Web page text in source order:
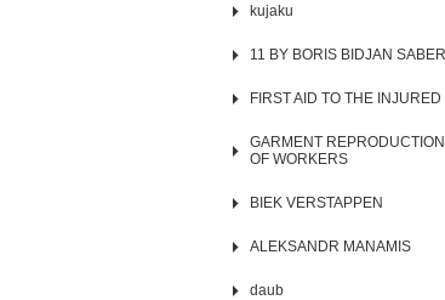
kujaku
11 BY BORIS BIDJAN
FIRST AID TO THE INJURED
GARMENT REPRODUCTION
OF WORKERS
BIEK VERSTAPPEN
ALEKSANDR MANAMIS
daub